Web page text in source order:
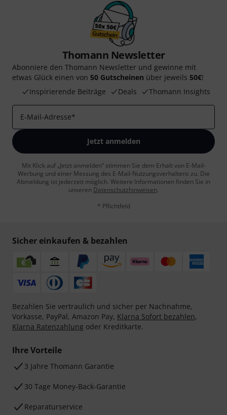
Thomann Newsletter
Abonniere den Thomann Newsletter und gewinne mit
etwas Glück einen von 50 Gutscheinen über jeweils 50€!
Inspirierende Beiträge
Deals Thomann Insights
E-Mail-Adresse*
Jetzt anmelden
Mit Klick auf „Jetzt anmelden“ stimmen Sie dem Erhalt von E-Mail-
Werbung und einer Messung des E-Mail-Nutzungsverhaltens zu. Die
Abmeldung ist jederzeit möglich. Weitere Informationen finden Sie in
unseren Datenschutzhinweisen.
* Pflichtfeld
Sicher einkaufen & bezahlen
Bezahlen Sie vertraulich und sicher per Nachnahme,
Vorkasse, PayPal, Amazon Pay, Klarna Sofort bezahlen,
Klarna Ratenzahlung oder Kreditkarte.
Ihre Vorteile
3 Jahre Thomann Garantie
30 Tage Money-Back-Garantie
Reparaturservice